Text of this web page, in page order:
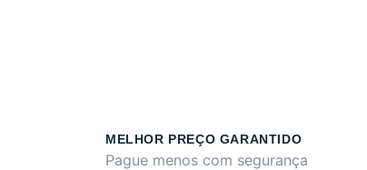
MELHOR PREÇO GARANTIDO
Pague menos com segurança